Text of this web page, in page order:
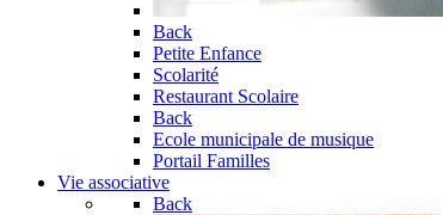
Back
Petite Enfance
Scolarité
Restaurant Scolaire
Back
Ecole municipale de musique
Portail Familles
Vie associative
Back